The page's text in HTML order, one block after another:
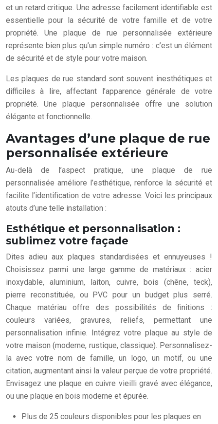
et un retard critique. Une adresse facilement identifiable est
essentielle pour la sécurité de votre famille et de votre
propriété. Une plaque de rue personnalisée extérieure
représente bien plus qu’un simple numéro : c’est un élément
de sécurité et de style pour votre maison.
Les plaques de rue standard sont souvent inesthétiques et
difficiles à lire, affectant l’apparence générale de votre
propriété. Une plaque personnalisée offre une solution
élégante et fonctionnelle.
Avantages d’une plaque de rue
personnalisée extérieure
Au-delà de l’aspect pratique, une plaque de rue
personnalisée améliore l’esthétique, renforce la sécurité et
facilite l’identification de votre adresse. Voici les principaux
atouts d’une telle installation :
Esthétique et personnalisation :
sublimez votre façade
Dites adieu aux plaques standardisées et ennuyeuses !
Choisissez parmi une large gamme de matériaux : acier
inoxydable, aluminium, laiton, cuivre, bois (chêne, teck),
pierre reconstituée, ou PVC pour un budget plus serré.
Chaque matériau offre des possibilités de finitions :
couleurs variées, gravures, reliefs, permettant une
personnalisation infinie. Intégrez votre plaque au style de
votre maison (moderne, rustique, classique). Personnalisez-
la avec votre nom de famille, un logo, un motif, ou une
citation, augmentant ainsi la valeur perçue de votre propriété.
Envisagez une plaque en cuivre vieilli gravé avec élégance,
ou une plaque en bois moderne et épurée.
Plus de 25 couleurs disponibles pour les plaques en